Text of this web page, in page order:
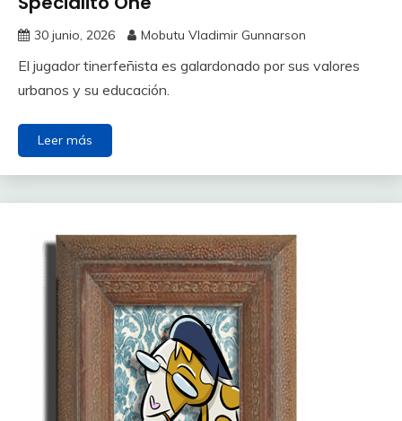
30 junio, 2026 Mobutu Vladimir Gunnarson
El jugador tinerfeñista es galardonado por sus valores
urbanos y su educación.
Leer más